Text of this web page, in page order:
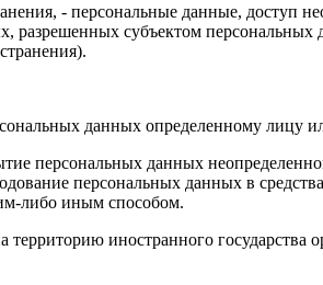
- персональные данные, доступ
разрешенных субъектом
данных определенному лицу
персональных данных
персональных данных в
либо иным способом.
иностранного государства